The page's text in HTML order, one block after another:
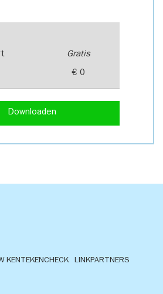
Gratis
€ 0
Downloaden
KENTEKENCHECK
LINKPARTNERS